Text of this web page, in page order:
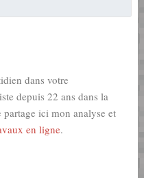
dans votre
depuis 22 ans dans la
ici mon analyse et
en ligne.